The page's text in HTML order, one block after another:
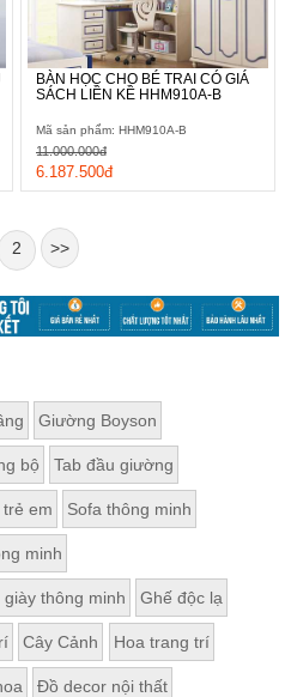
BÀN HỌC CHO BÉ TRAI CÓ GIÁ
SÁCH LIỀN KỀ HHM910A-B
Mã sản phẩm: HHM910A-B
6.187.500đ
11.000.000đ
2 >>
Giường Boyson
bộ Tab đầu giường
em Sofa thông minh
minh
giày thông minh Ghế độc lạ
Cây Cảnh Hoa trang trí
Đồ decor nội thất